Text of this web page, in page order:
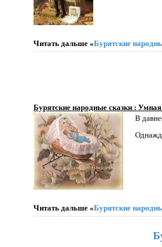
Читать дальше «Бурятские
Бурятские народные сказки : Умная
В
Читать дальше «Бурятские